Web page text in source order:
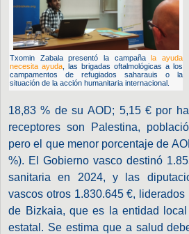
Txomin Zabala presentó la campañala ayuda
necesita ayuda , las brigadas oftalmológicas a los
campamentos de refugiados saharauis o la
situación de la acción humanitaria internacional.
18,83 % de su AOD; 5,15 € por
receptores son Palestina,
pero el que menor porcentaje de
%). El Gobierno vasco destinó
sanitaria en 2024, y las
vascos otros 1.830.645 €, liderados
de Bizkaia, que es la entidad
estatal. Se estima que a salud